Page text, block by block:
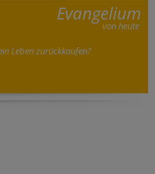
Evangelium
von heute
Leben zurückkaufen?